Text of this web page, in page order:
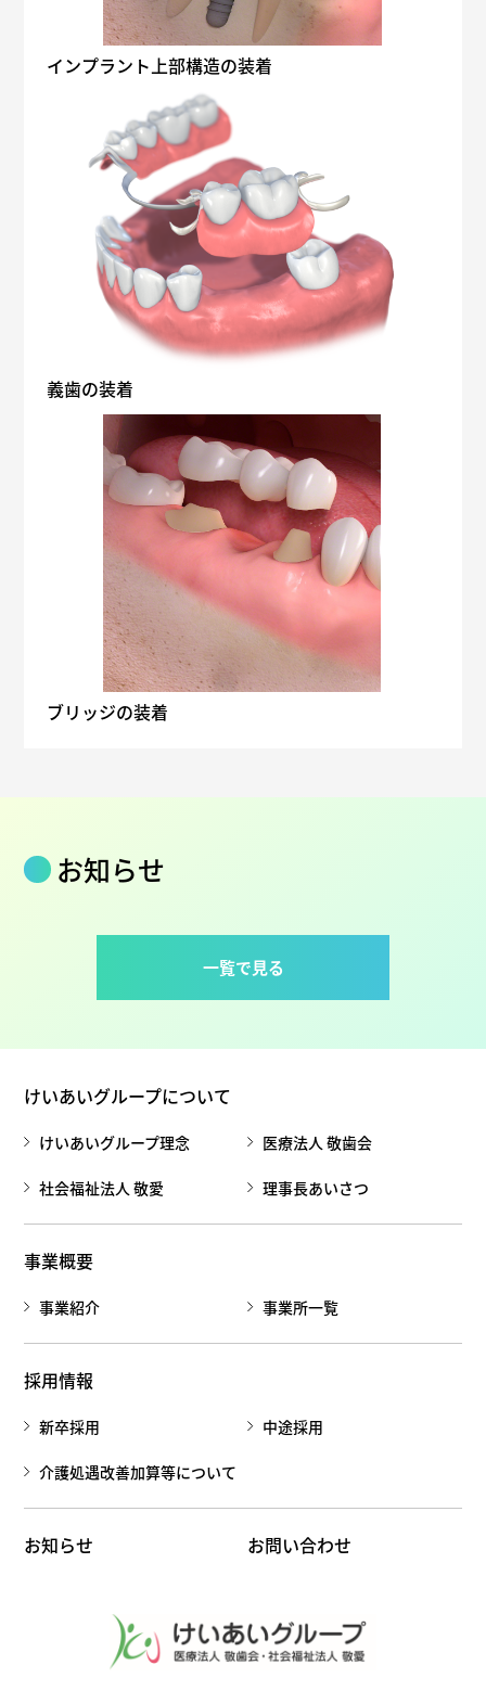
インプラント上部構造の装着
義歯の装着
ブリッジの装着
お知らせ
一覧で見る
けいあいグループについて
けいあいグループ理念 医療法人 敬歯会
社会福祉法人 敬愛 理事長あいさつ
事業概要
事業紹介 事業所一覧
採用情報
新卒採用 中途採用
介護処遇改善加算等について
お知らせ お問い合わせ